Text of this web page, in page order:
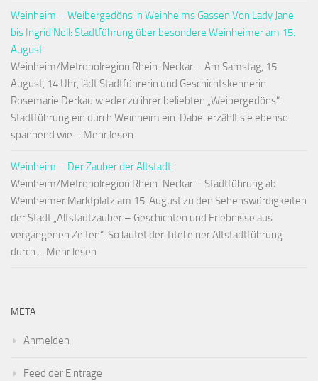
Weinheim – Weibergedöns in Weinheims Gassen Von Lady Jane
bis Ingrid Noll: Stadtführung über besondere Weinheimer am 15.
August
Weinheim/Metropolregion Rhein-Neckar – Am Samstag, 15.
August, 14 Uhr, lädt Stadtführerin und Geschichtskennerin
Rosemarie Derkau wieder zu ihrer beliebten „Weibergedöns“-
Stadtführung ein durch Weinheim ein. Dabei erzählt sie ebenso
spannend wie ... Mehr lesen
Weinheim – Der Zauber der Altstadt
Weinheim/Metropolregion Rhein-Neckar – Stadtführung ab
Weinheimer Marktplatz am 15. August zu den Sehenswürdigkeiten
der Stadt „Altstadtzauber – Geschichten und Erlebnisse aus
vergangenen Zeiten“. So lautet der Titel einer Altstadtführung
durch ... Mehr lesen
META
Anmelden
Feed der Einträge